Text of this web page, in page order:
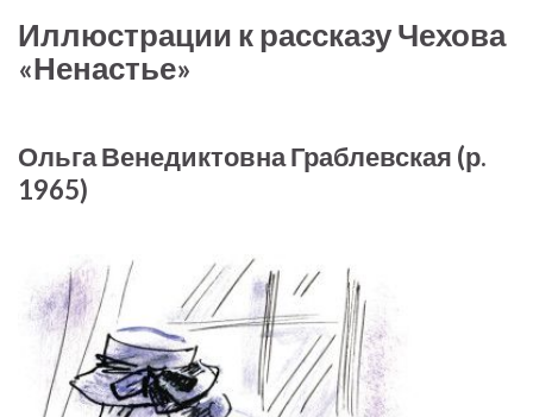
Иллюстрации к рассказу Чехова
«Ненастье»
Ольга Венедиктовна Граблевская (р.
1965)